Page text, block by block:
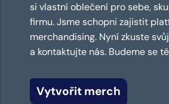
si vlastní oblečení pro sebe,
firmu. Jsme schopni zajistit
merchandising. Nyní zkuste
a kontaktujte nás. Budeme se
Vytvořit merch